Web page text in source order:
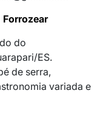
Forrozear
do
ES.
de serra,
variada e